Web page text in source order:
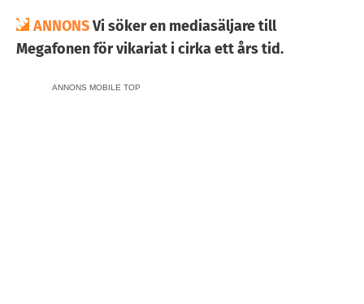
ANNONSVi söker en mediasäljare till
Megafonen för vikariat i cirka ett års tid.
ANNONS MOBILE TOP